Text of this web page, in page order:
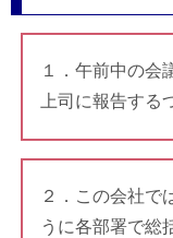
１．午前中の会
上司に報告する
２．この会社で
うに各部署で総